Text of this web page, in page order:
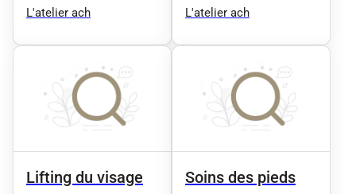
L'atelier ach
gel
L'atelier ach
Lifting du visage Soins des pieds